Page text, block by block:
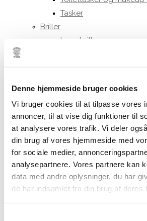
Denne hjemmeside bruger cookies
Vi bruger cookies til at tilpasse vores
annoncer, til at vise dig funktioner til
at analysere vores trafik. Vi deler
din brug af vores hjemmeside med
for sociale medier,
analysepartnere. Vores partnere kan
data med andre oplysninger, du har
de har indsamlet fra din brug af deres
Tasker
Briller
Læsebriller
Nøgleringe og pins
Hårklemmer
Andet hårpynt
Papirvarer
Anledningskort
Bøger
Notesbøger
Puslespil
Smykker
Armbånd